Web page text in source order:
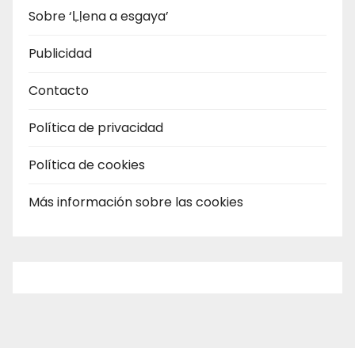
Sobre ‘Ḷḷena a esgaya’
Publicidad
Contacto
Política de privacidad
Política de cookies
Más información sobre las cookies